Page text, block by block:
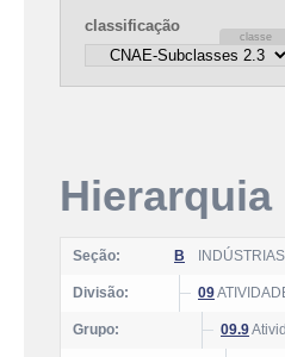
classificação
Hierarquia
Seção: B
Divisão: 09
Grupo: 09.9